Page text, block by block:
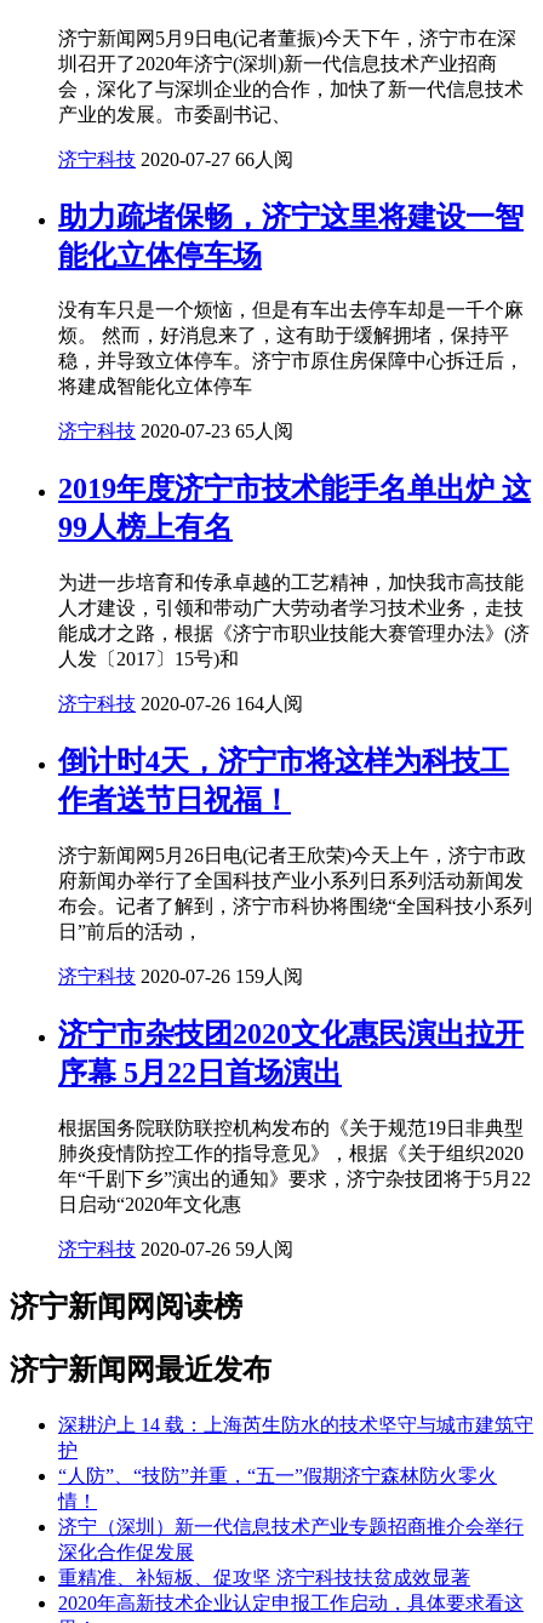
济宁新闻网5月9日电(记者董振)今天下午，济宁市在深
圳召开了2020年济宁(深圳)新一代信息技术产业招商
会，深化了与深圳企业的合作，加快了新一代信息技术
产业的发展。市委副书记、
济宁科技 2020-07-27 66人阅
助力疏堵保畅，济宁这里将建设一智
能化立体停车场
没有车只是一个烦恼，但是有车出去停车却是一千个麻
烦。 然而，好消息来了，这有助于缓解拥堵，保持平
稳，并导致立体停车。济宁市原住房保障中心拆迁后，
将建成智能化立体停车
济宁科技 2020-07-23 65人阅
2019年度济宁市技术能手名单出炉 这
99人榜上有名
为进一步培育和传承卓越的工艺精神，加快我市高技能
人才建设，引领和带动广大劳动者学习技术业务，走技
能成才之路，根据《济宁市职业技能大赛管理办法》(济
人发〔2017〕15号)和
济宁科技 2020-07-26 164人阅
倒计时4天，济宁市将这样为科技工
作者送节日祝福！
济宁新闻网5月26日电(记者王欣荣)今天上午，济宁市政
府新闻办举行了全国科技产业小系列日系列活动新闻发
布会。记者了解到，济宁市科协将围绕“全国科技小系列
日”前后的活动，
济宁科技 2020-07-26 159人阅
济宁市杂技团2020文化惠民演出拉开
序幕 5月22日首场演出
根据国务院联防联控机构发布的《关于规范19日非典型
肺炎疫情防控工作的指导意见》，根据《关于组织2020
年“千剧下乡”演出的通知》要求，济宁杂技团将于5月22
日启动“2020年文化惠
济宁科技 2020-07-26 59人阅
济宁新闻网阅读榜
济宁新闻网最近发布
深耕沪上 14 载：上海芮生防水的技术坚守与城市建筑守
护
“人防”、“技防”并重，“五一”假期济宁森林防火零火
情！
济宁（深圳）新一代信息技术产业专题招商推介会举行
深化合作促发展
重精准、补短板、促攻坚 济宁科技扶贫成效显著
2020年高新技术企业认定申报工作启动，具体要求看这